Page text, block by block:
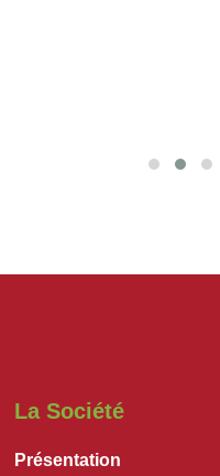
La Société
Présentation